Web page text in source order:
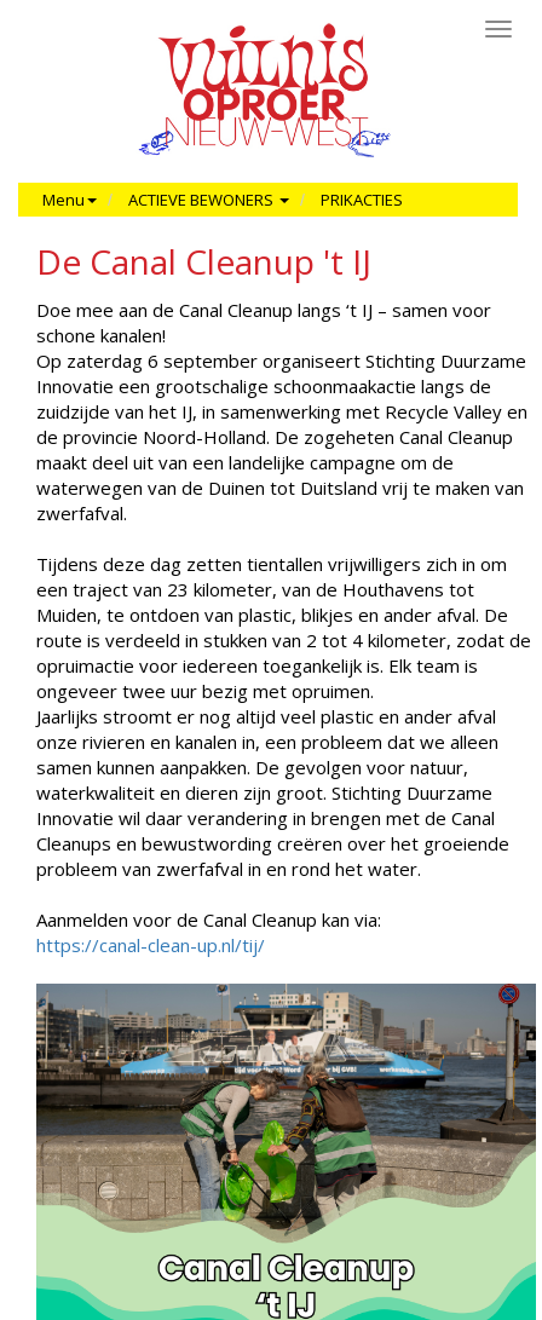
Menu ACTIEVE BEWONERS PRIKACTIES
De Canal Cleanup 't IJ
Doe mee aan de Canal Cleanup langs ‘t IJ – samen voor
schone kanalen!
Op zaterdag 6 september organiseert Stichting Duurzame
Innovatie een grootschalige schoonmaakactie langs de
zuidzijde van het IJ, in samenwerking met Recycle Valley en
de provincie Noord-Holland. De zogeheten Canal Cleanup
maakt deel uit van een landelijke campagne om de
waterwegen van de Duinen tot Duitsland vrij te maken van
zwerfafval.
Tijdens deze dag zetten tientallen vrijwilligers zich in om
een traject van 23 kilometer, van de Houthavens tot
Muiden, te ontdoen van plastic, blikjes en ander afval. De
route is verdeeld in stukken van 2 tot 4 kilometer, zodat de
opruimactie voor iedereen toegankelijk is. Elk team is
ongeveer twee uur bezig met opruimen.
Jaarlijks stroomt er nog altijd veel plastic en ander afval
onze rivieren en kanalen in, een probleem dat we alleen
samen kunnen aanpakken. De gevolgen voor natuur,
waterkwaliteit en dieren zijn groot. Stichting Duurzame
Innovatie wil daar verandering in brengen met de Canal
Cleanups en bewustwording creëren over het groeiende
probleem van zwerfafval in en rond het water.
Aanmelden voor de Canal Cleanup kan via:
https://canal-clean-up.nl/tij/